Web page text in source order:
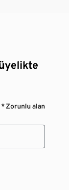
* Zorunlu alan